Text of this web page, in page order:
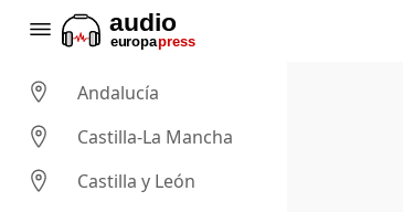
Andalucía
Castilla-La Mancha
Castilla y León